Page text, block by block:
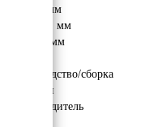
Длина, мм
Ширина, мм
Высота, мм
Производство/сборка
Гарантия
Производитель